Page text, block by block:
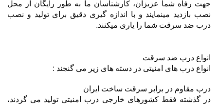
جهت رفاه شما عزیزان، کارشناسان ما به طور رایگان از محل
نصب بازدید مینمایند و با اندازه گیری دقیق برای تولید و نصب
درب ضد سرقت شما را یاری میکنند.
انواع درب ضد سرقت
انواع درب های امنیتی در دسته های زیر می گنجند :
درب مقاوم در برابر سرقت ساخت ایران
در گذشته فقط کشورهای خارجی درب امنیتی تولید می گردند،